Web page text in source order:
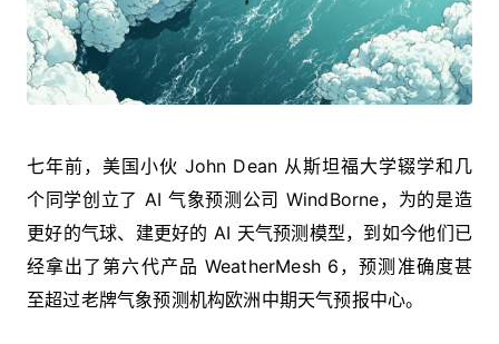
七年前，美国小伙 John Dean 从斯坦福大学辍学和几
个同学创立了 AI 气象预测公司 WindBorne，为的是造
更好的气球、建更好的 AI 天气预测模型，到如今他们已
经拿出了第六代产品 WeatherMesh 6，预测准确度甚
至超过老牌气象预测机构欧洲中期天气预报中心。